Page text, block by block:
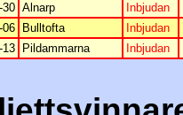
30 Alnarp Inbjudan
06 Bulltofta Inbjudan
13 Pildammarna Inbjudan